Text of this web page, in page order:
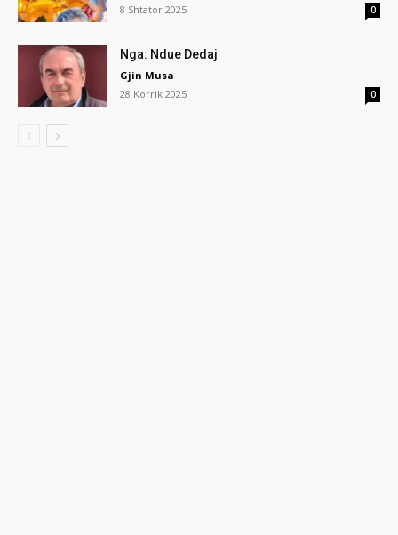
8 Shtator 2025
0
Nga: Ndue Dedaj
Gjin Musa
28 Korrik 2025
0